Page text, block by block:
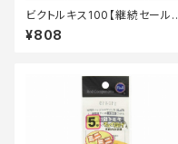
ビクトルキス100【継続セール_
仕掛】
¥808